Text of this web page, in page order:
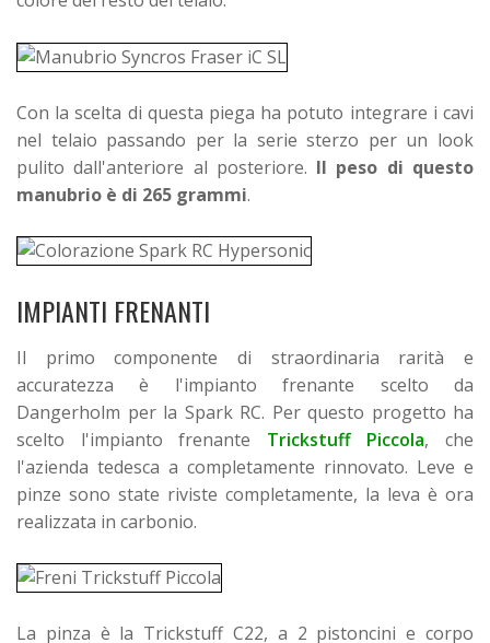
Con la scelta di questa piega ha potuto integrare i cavi
nel telaio passando per la serie sterzo per un look
pulito dall'anteriore al posteriore. Il peso di questo
manubrio è di 265 grammi.
IMPIANTI FRENANTI
Il primo componente di straordinaria rarità e
accuratezza è l'impianto frenante scelto da
Dangerholm per la Spark RC. Per questo progetto ha
scelto l'impianto frenante
Trickstuff Piccola, che
l'azienda tedesca a completamente rinnovato. Leve e
pinze sono state riviste completamente, la leva è ora
realizzata in carbonio.
La pinza è la Trickstuff C22, a 2 pistoncini e corpo